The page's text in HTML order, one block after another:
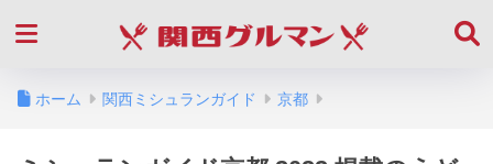
ホーム 関西ミシュランガイド 京都